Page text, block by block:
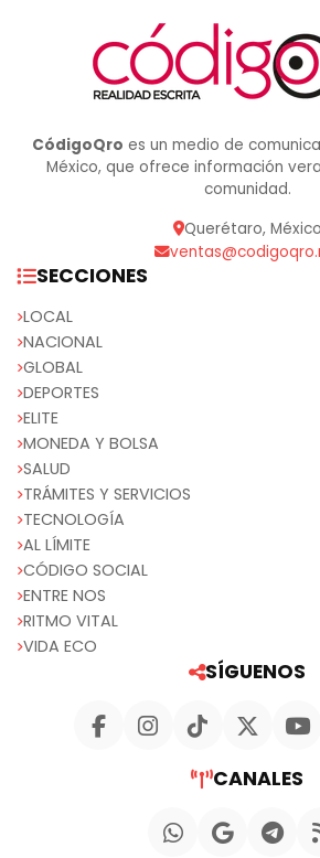
CódigoQro es un medio de
México, que ofrece información
comunidad.
Querétaro, México
SECCIONES
LOCAL
NACIONAL
GLOBAL
DEPORTES
ELITE
MONEDA Y BOLSA
SALUD
TRÁMITES Y SERVICIOS
TECNOLOGÍA
AL LÍMITE
CÓDIGO SOCIAL
ENTRE NOS
RITMO VITAL
VIDA ECO
SÍGUENOS
CANALES